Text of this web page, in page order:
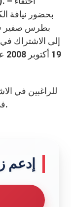
بحضور نيافة
بطرس صفير
إلى الاشتراك في
للراغبين في
في روما على الرقم التالي: 0642039060.
إدعم